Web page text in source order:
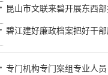
昆山市文联来碧开展东西
碧江建好廉政档案把好干部
专门机构专门案组专业人员